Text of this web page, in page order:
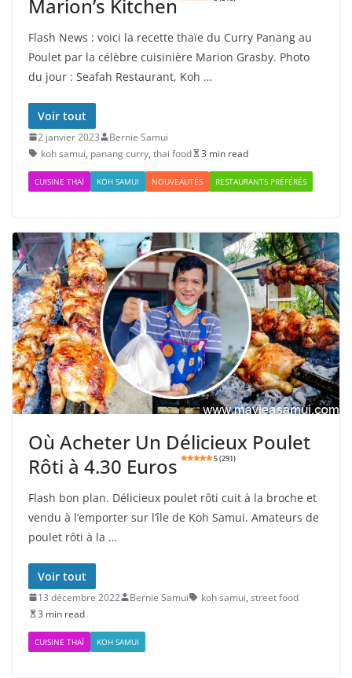
Marion’s Kitchen
Flash News : voici la recette thaïe du Curry Panang au
Poulet par la célèbre cuisinière Marion Grasby. Photo
du jour : Seafah Restaurant, Koh …
Voir tout
2 janvier 2023
Bernie Samui
koh samui, panang curry, thai food 3 min read
CUISINE THAÏ KOH SAMUI NOUVEAUTÉS RESTAURANTS PRÉFÉRÉS
Où Acheter Un Délicieux Poulet
Rôti à 4.30 Euros
5 (291)
Flash bon plan. Délicieux poulet rôti cuit à la broche et
vendu à l’emporter sur l’île de Koh Samui. Amateurs de
poulet rôti à la …
Voir tout
13 décembre 2022 Bernie Samui koh samui, street food
3 min read
CUISINE THAÏ KOH SAMUI